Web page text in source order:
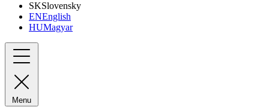
SKSlovensky
ENEnglish
HUMagyar
Menu